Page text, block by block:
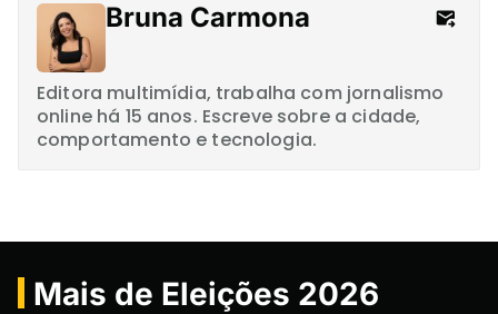
Bruna Carmona
Editora multimídia, trabalha com jornalismo
online há 15 anos. Escreve sobre a cidade,
comportamento e tecnologia.
Mais de Eleições 2026